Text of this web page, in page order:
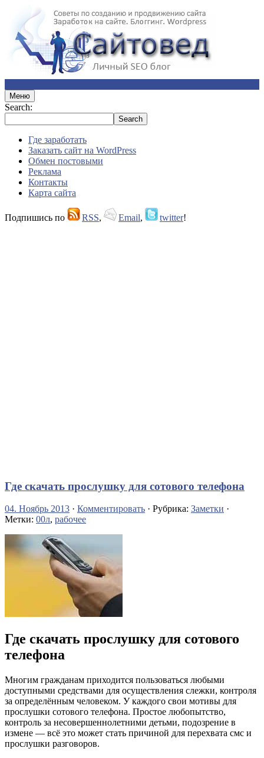
Меню
Search:
Где заработать
Заказать сайт на WordPress
Обмен постовыми
Реклама
Контакты
Карта сайта
Подпишись по RSS, Email, twitter!
Где скачать прослушку для сотового телефона
04. Ноябрь 2013 · Комментировать · Рубрика: Заметки ·
Метки: 00л, рабочее
Где скачать прослушку для сотового
телефона
Многим гражданам приходится пользоваться любыми
доступными средствами для осуществления слежки, контроля
за определённым человеком. У каждого свои мотивы для
прослушки сотового телефона. Простое любопытство,
контроль за несовершеннолетними детьми, подозрение в
измене — всё это может стать причиной для перехвата смс и
прослушки разговоров.